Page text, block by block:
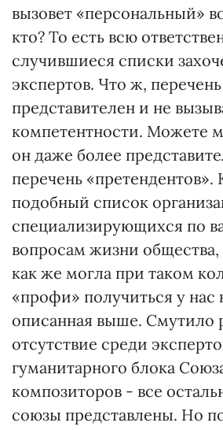
вызовет «персональный»
кто? То есть всю
случившиеся списки
экспертов. Что ж,
представителен и не
компетентности. Можете
он даже более
перечень
подобный список
специализирующихся по
вопросам жизни
как же могла при таком
«профи» получиться у нас
описанная выше. Смутило
отсутствие среди
гуманитарного блока
композиторов - все
союзы представлены. Но